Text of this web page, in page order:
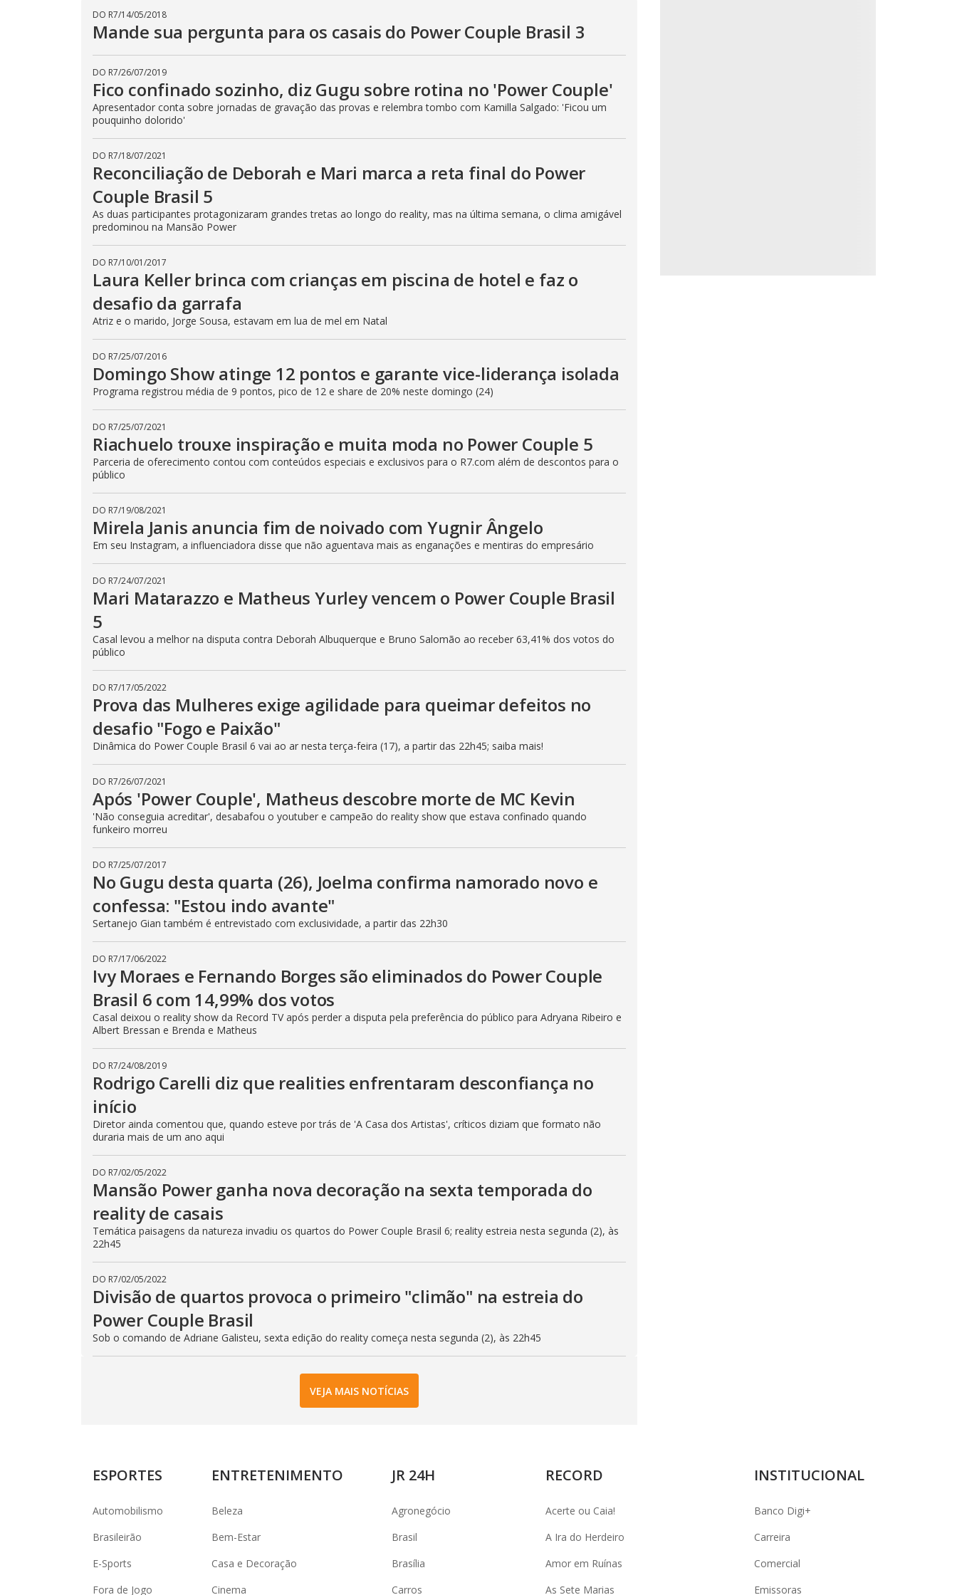
V
i
d
e
o
DO R7/14/05/2018
Mande sua pergunta para os casais do Power Couple Brasil 3
DO R7/26/07/2019
Fico confinado sozinho, diz Gugu sobre rotina no 'Power Couple'
Apresentador conta sobre jornadas de gravação das provas e relembra tombo com Kamilla Salgado: 'Ficou um
pouquinho dolorido'
DO R7/18/07/2021
Reconciliação de Deborah e Mari marca a reta final do Power
Couple Brasil 5
As duas participantes protagonizaram grandes tretas ao longo do reality, mas na última semana, o clima amigável
predominou na Mansão Power
DO R7/10/01/2017
Laura Keller brinca com crianças em piscina de hotel e faz o
desafio da garrafa
Atriz e o marido, Jorge Sousa, estavam em lua de mel em Natal
DO R7/25/07/2016
Domingo Show atinge 12 pontos e garante vice-liderança isolada
Programa registrou média de 9 pontos, pico de 12 e share de 20% neste domingo (24)
DO R7/25/07/2021
Riachuelo trouxe inspiração e muita moda no Power Couple 5
Parceria de oferecimento contou com conteúdos especiais e exclusivos para o R7.com além de descontos para o
público
DO R7/19/08/2021
Mirela Janis anuncia fim de noivado com Yugnir Ângelo
Em seu Instagram, a influenciadora disse que não aguentava mais as enganações e mentiras do empresário
DO R7/24/07/2021
Mari Matarazzo e Matheus Yurley vencem o Power Couple Brasil
5
Casal levou a melhor na disputa contra Deborah Albuquerque e Bruno Salomão ao receber 63,41% dos votos do
público
DO R7/17/05/2022
Prova das Mulheres exige agilidade para queimar defeitos no
desafio "Fogo e Paixão"
Dinâmica do Power Couple Brasil 6 vai ao ar nesta terça-feira (17), a partir das 22h45; saiba mais!
DO R7/26/07/2021
Após 'Power Couple', Matheus descobre morte de MC Kevin
'Não conseguia acreditar', desabafou o youtuber e campeão do reality show que estava confinado quando
funkeiro morreu
DO R7/25/07/2017
No Gugu desta quarta (26), Joelma confirma namorado novo e
confessa: "Estou indo avante"
Sertanejo Gian também é entrevistado com exclusividade, a partir das 22h30
DO R7/17/06/2022
Ivy Moraes e Fernando Borges são eliminados do Power Couple
Brasil 6 com 14,99% dos votos
Casal deixou o reality show da Record TV após perder a disputa pela preferência do público para Adryana Ribeiro e
Albert Bressan e Brenda e Matheus
DO R7/24/08/2019
Rodrigo Carelli diz que realities enfrentaram desconfiança no
início
Diretor ainda comentou que, quando esteve por trás de 'A Casa dos Artistas', críticos diziam que formato não
duraria mais de um ano aqui
DO R7/02/05/2022
Mansão Power ganha nova decoração na sexta temporada do
reality de casais
Temática paisagens da natureza invadiu os quartos do Power Couple Brasil 6; reality estreia nesta segunda (2), às
22h45
DO R7/02/05/2022
Divisão de quartos provoca o primeiro "climão" na estreia do
Power Couple Brasil
Sob o comando de Adriane Galisteu, sexta edição do reality começa nesta segunda (2), às 22h45
VEJA MAIS NOTÍCIAS
ESPORTES
Automobilismo
Brasileirão
E-Sports
Fora de Jogo
ENTRETENIMENTO
Beleza
Bem-Estar
Casa e Decoração
Cinema
JR 24H
Agronegócio
Brasil
Brasília
Carros
RECORD
Acerte ou Caia!
A Ira do Herdeiro
Amor em Ruínas
As Sete Marias
INSTITUCIONAL
Banco Digi+
Carreira
Comercial
Emissoras